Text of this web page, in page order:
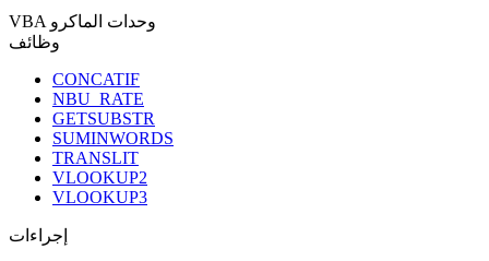
VBA وحدات الماكرو
وظائف
CONCATIF
NBU_RATE
GETSUBSTR
SUMINWORDS
TRANSLIT
VLOOKUP2
VLOOKUP3
إجراءات